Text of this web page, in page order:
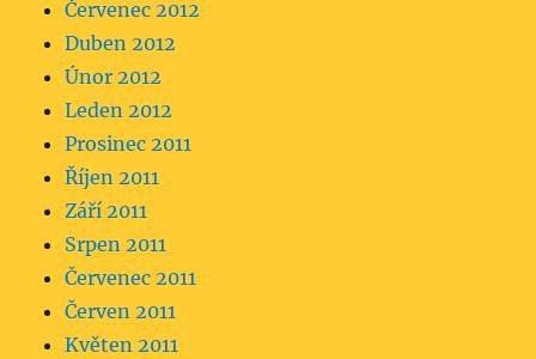
Červenec 2012
Duben 2012
Únor 2012
Leden 2012
Prosinec 2011
Říjen 2011
Září 2011
Srpen 2011
Červenec 2011
Červen 2011
Květen 2011